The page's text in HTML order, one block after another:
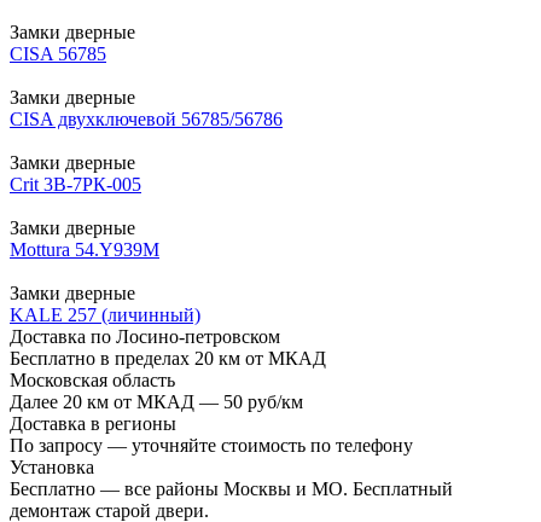
Замки дверные
CISA 56785
Замки дверные
CISA двухключевой 56785/56786
Замки дверные
Crit 3B-7РК-005
Замки дверные
Mottura 54.Y939M
Замки дверные
KALE 257 (личинный)
Доставка по Лосино-петровском
Бесплатно в пределах 20 км от МКАД
Московская область
Далее 20 км от МКАД — 50 руб/км
Доставка в регионы
По запросу — уточняйте стоимость по телефону
Установка
Бесплатно — все районы Москвы и МО. Бесплатный
демонтаж старой двери.